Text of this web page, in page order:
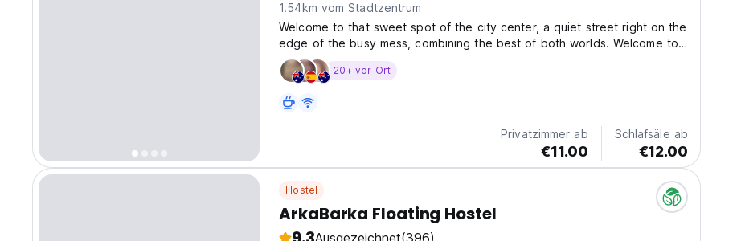
1.54km vom Stadtzentrum
Welcome to that sweet spot of the city center, a quiet street right on the
edge of the busy mess, combining the best of both worlds. Welcome to
Chillton Hostel, where you’ll have a good rest in your bunk bed that was
designed and made from crude materials,...
20+ vor Ort
Privatzimmer ab
€11.00
Schlafsäle ab
€12.00
Hostel
ArkaBarka Floating Hostel